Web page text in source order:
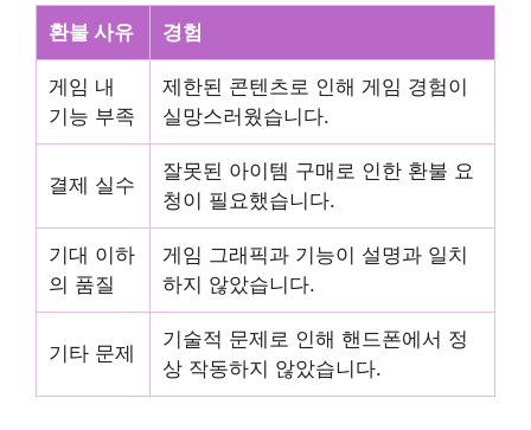
환불 사유 경험
게임 내
기능 부족
제한된 콘텐츠로 인해 게임 경험이
실망스러웠습니다.
결제 실수
잘못된 아이템 구매로 인한 환불 요
청이 필요했습니다.
기대 이하
의 품질
게임 그래픽과 기능이 설명과 일치
하지 않았습니다.
기타 문제
기술적 문제로 인해 핸드폰에서 정
상 작동하지 않았습니다.